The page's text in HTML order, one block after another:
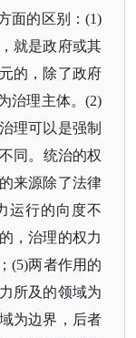
面的区别：(1)
就是政府或其
的，除了政府
治理主体。(2)
理可以是强制
同。统治的权
来源除了法律
运行的向度不
，治理的权力
(5)两者作用的
所及的领域为
为边界，后者